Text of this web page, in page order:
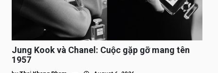
Jung Kook và Chanel: Cuộc gặp gỡ mang tên
1957